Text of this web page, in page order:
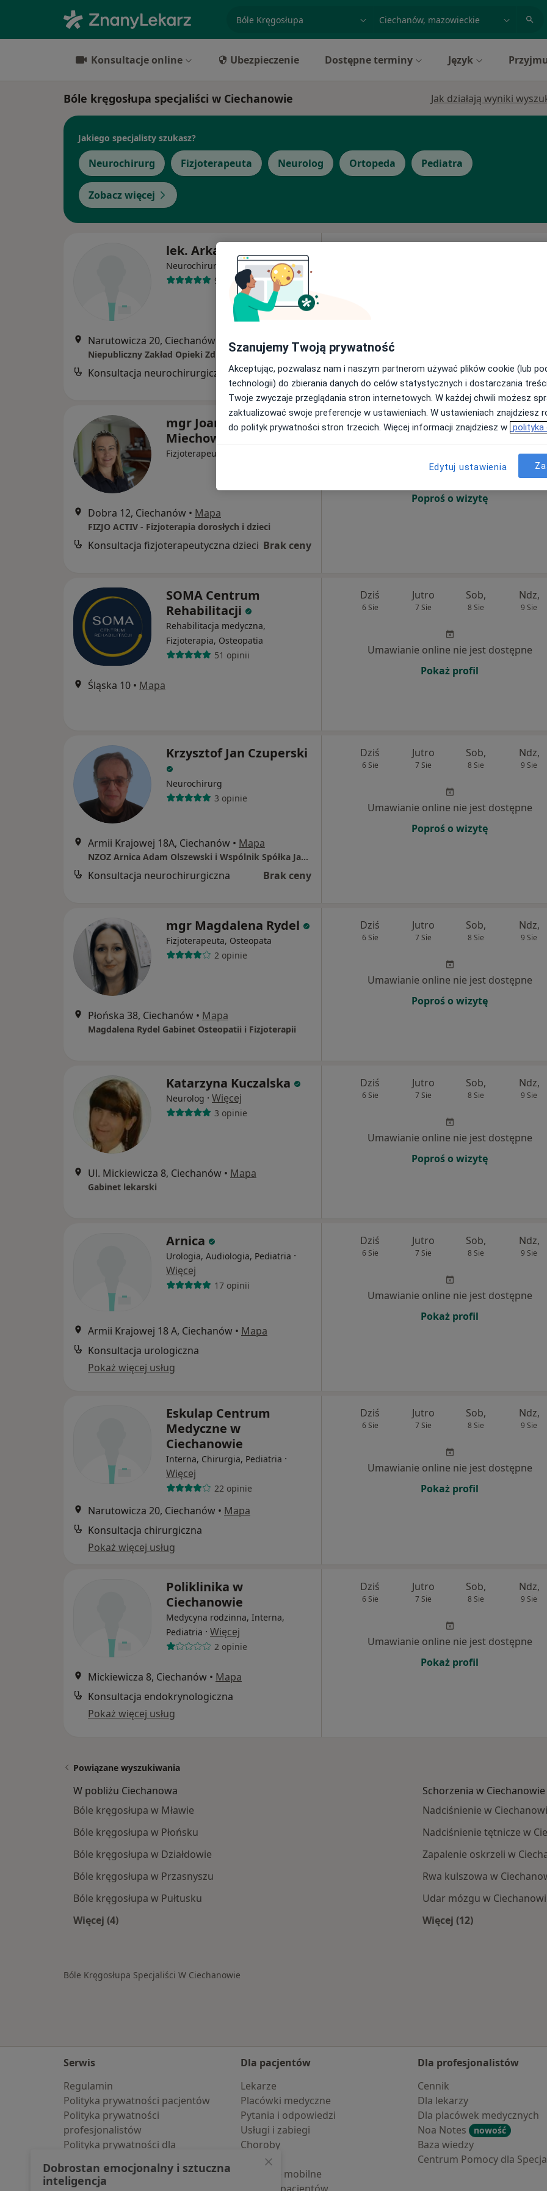
specjalizacja, badanie lub nazwiskomiasto lub dzielnica
Konsultacje online Ubezpieczenie Dostępne terminy Język
Bóle kręgosłupa specjaliści w Ciechanowie Jak działają wyniki
Jakiego specjalisty szukasz?
Neurochirurg Fizjoterapeuta Neurolog Ortopeda Pediatra
Zobacz więcej
lek. Arkadiusz Wilk
Neurochirurg Więcej
91 opinii
Narutowicza 20, Ciechanów Mapa
Niepubliczny Zakład Opieki Zdrowotnej ESKULAP Centrum Medyczne w Ciechanowie
Konsultacja neurochirurgiczna Brak ceny
mgr Joanna
Miechowska
Fizjoterapeuta
Dobra 12, Ciechanów • Mapa
FIZJO ACTIV - Fizjoterapia dorosłych i dzieci
Konsultacja fizjoterapeutyczna dzieci Brak ceny
Dziś Jutro Sob,
8 Sie
Ndz,
9 Sie
Umawianie online nie jest dostępne
Poproś o wizytę
SOMA Centrum
Rehabilitacji
Rehabilitacja medyczna,
Fizjoterapia, Osteopatia
51 opinii
Śląska 10 • Mapa
Dziś
6 Sie
Jutro
7 Sie
Sob,
8 Sie
Ndz,
9 Sie
Umawianie online nie jest dostępne
Pokaż profil
Krzysztof Jan Czuperski
Neurochirurg
3 opinie
Armii Krajowej 18A, Ciechanów • Mapa
NZOZ Arnica Adam Olszewski i Wspólnik Spółka Jawna
Konsultacja neurochirurgiczna Brak ceny
Dziś
6 Sie
Jutro
7 Sie
Sob,
8 Sie
Ndz,
9 Sie
Umawianie online nie jest dostępne
Poproś o wizytę
mgr Magdalena Rydel
Fizjoterapeuta, Osteopata
2 opinie
Płońska 38, Ciechanów • Mapa
Magdalena Rydel Gabinet Osteopatii i Fizjoterapii
Dziś
6 Sie
Jutro
7 Sie
Sob,
8 Sie
Ndz,
9 Sie
Umawianie online nie jest dostępne
Poproś o wizytę
Katarzyna Kuczalska
Neurolog · Więcej
3 opinie
Ul. Mickiewicza 8, Ciechanów • Mapa
Gabinet lekarski
Dziś
6 Sie
Jutro
7 Sie
Sob,
8 Sie
Ndz,
9 Sie
Umawianie online nie jest dostępne
Poproś o wizytę
Arnica
Urologia, Audiologia, Pediatria ·
Więcej
17 opinii
Armii Krajowej 18 A, Ciechanów • Mapa
Konsultacja urologiczna
Pokaż więcej usług
Dziś
6 Sie
Jutro
7 Sie
Sob,
8 Sie
Ndz,
9 Sie
Umawianie online nie jest dostępne
Pokaż profil
Eskulap Centrum
Medyczne w
Ciechanowie
Interna, Chirurgia, Pediatria ·
Więcej
22 opinie
Narutowicza 20, Ciechanów • Mapa
Konsultacja chirurgiczna
Pokaż więcej usług
Dziś
6 Sie
Jutro
7 Sie
Sob,
8 Sie
Ndz,
9 Sie
Umawianie online nie jest dostępne
Pokaż profil
Poliklinika w
Ciechanowie
Medycyna rodzinna, Interna,
Pediatria · Więcej
2 opinie
Mickiewicza 8, Ciechanów • Mapa
Konsultacja endokrynologiczna
Pokaż więcej usług
Dziś
6 Sie
Jutro
7 Sie
Sob,
8 Sie
Ndz,
9 Sie
Umawianie online nie jest dostępne
Pokaż profil
Powiązane wyszukiwania
W pobliżu Ciechanowa
Bóle kręgosłupa w Mławie
Bóle kręgosłupa w Płońsku
Bóle kręgosłupa w Działdowie
Bóle kręgosłupa w Przasnyszu
Bóle kręgosłupa w Pułtusku
Więcej (4)
Schorzenia w Ciechanowie
Nadciśnienie w
Nadciśnienie tętnicze w
Zapalenie oskrzeli w
Rwa kulszowa w
Udar mózgu w
Więcej (12)
Bóle Kręgosłupa Specjaliści W Ciechanowie
Serwis
Regulamin
Polityka prywatności pacjentów
Polityka prywatności
profesjonalistów
Polityka prywatności dla
pozyskaliśmy samodzielnie
Dla pacjentów
Lekarze
Placówki medyczne
Pytania i odpowiedzi
Usługi i zabiegi
Choroby
Pomoc
Aplikacje mobilne
Dla profesjonalistów
Cennik
Dla lekarzy
Dla placówek medycznych
Noa Notes
nowość
Baza wiedzy
Centrum Pomocy dla
Szanujemy Twoją prywatność
Akceptując, pozwalasz nam i naszym partnerom używać plików cookie (lub
technologii) do zbierania danych do celów statystycznych i dostarczania
Twoje zwyczaje przeglądania stron internetowych. W każdej chwili możesz
zaktualizować swoje preferencje w ustawieniach. W ustawieniach znajdziesz
do polityk prywatności stron trzecich. Więcej informacji znajdziesz w polityka
Edytuj ustawienia
Dobrostan emocjonalny i sztuczna
inteligencja